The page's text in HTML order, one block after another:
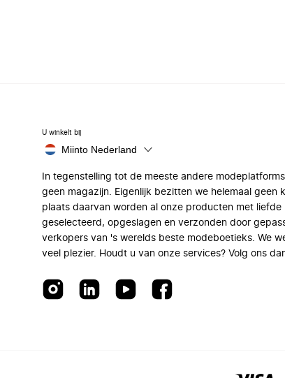
U winkelt bij
Miinto Nederland
In tegenstelling tot de meeste andere
geen magazijn. Eigenlijk bezitten we helemaal geen
plaats daarvan worden al onze producten met liefde
geselecteerd, opgeslagen en verzonden door
verkopers van 's werelds beste modeboetieks. We
veel plezier. Houdt u van onze services? Volg ons